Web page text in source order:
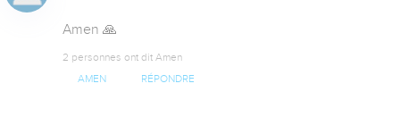
Amen 🙏
2 personnes ont dit Amen
AMEN RÉPONDRE